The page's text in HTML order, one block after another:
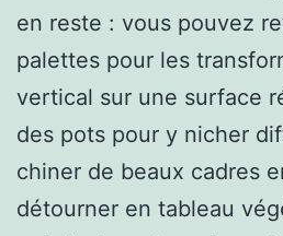
en reste : vous pouvez
palettes pour les
vertical sur une surface
des pots pour y nicher
chiner de beaux cadres
détourner en tableau